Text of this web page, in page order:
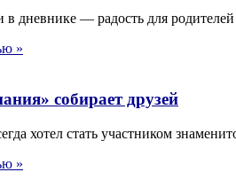
дневнике — радость для
»
собирает друзей
хотел стать участником
»